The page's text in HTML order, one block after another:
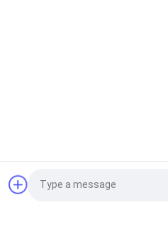
ওয়্যার Extruder মেশিন